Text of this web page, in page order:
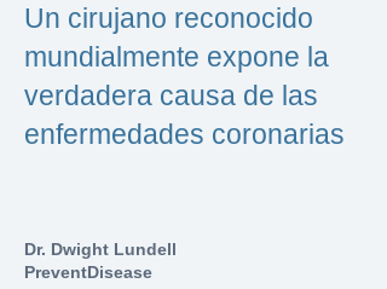
Un cirujano reconocido
mundialmente expone la
verdadera causa de las
enfermedades coronarias​
Dr. Dwight Lundell
PreventDisease